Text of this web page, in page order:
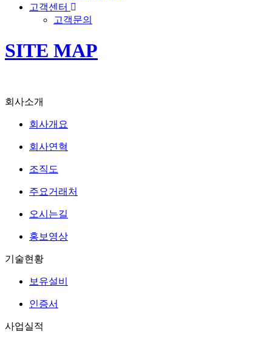
고객센터
고객문의
SITE MAP
회사소개
회사개요
회사연혁
조직도
주요거래처
오시는길
홍보영상
기술현황
보유설비
인증서
사업실적